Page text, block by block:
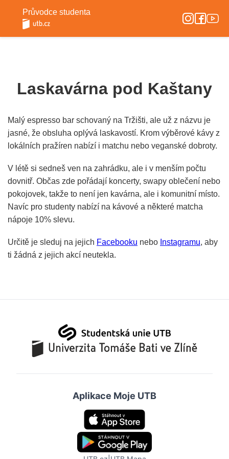
Průvodce studenta
Laskavárna pod Kaštany
Malý espresso bar schovaný na Tržišti, ale už z názvu je
jasné, že obsluha oplývá laskavostí. Krom výběrové kávy z
lokálních pražíren nabízí i matchu nebo veganské dobroty.
V létě si sedneš ven na zahrádku, ale i v menším počtu
dovnitř. Občas zde pořádají koncerty, swapy oblečení nebo
pokojovek, takže to není jen kavárna, ale i komunitní místo.
Navíc pro studenty nabízí na kávové a některé matcha
nápoje 10% slevu.
Určitě je sleduj na jejich Facebooku nebo Instagramu, aby
ti žádná z jejich akcí neutekla.
Aplikace Moje UTB